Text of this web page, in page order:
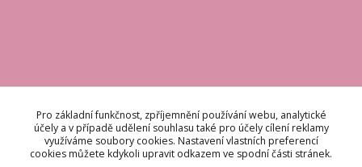
KONTAKT
Odpovídáme do 48 hodin.
Pro základní funkčnost, zpříjemnění používání webu, analytické
účely a v případě udělení souhlasu také pro účely cílení reklamy
využíváme soubory cookies. Nastavení vlastních preferencí
cookies můžete kdykoli upravit odkazem ve spodní části stránek.